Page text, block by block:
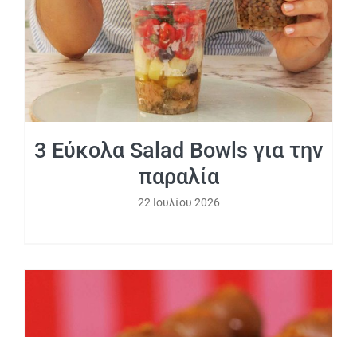
3 Εύκολα Salad Bowls για την
παραλία
22 Ιουλίου 2026